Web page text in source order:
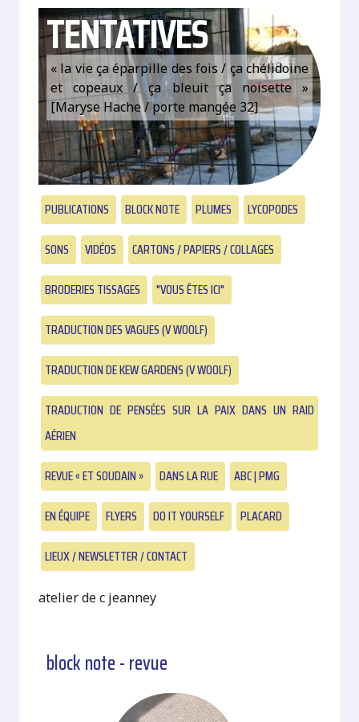
TENTATIVES
« la vie ça éparpille des fois / ça chélidoine
et copeaux / ça bleuit ça noisette »
[Maryse Hache / porte mangée 32]
PUBLICATIONS BLOCK NOTE PLUMES
LYCOPODES
SONS
VIDÉOS
CARTONS / PAPIERS / COLLAGES
BRODERIES TISSAGES
"VOUS ÊTES ICI"
TRADUCTION DES VAGUES (V WOOLF)
TRADUCTION DE KEW GARDENS (V WOOLF)
TRADUCTION DE PENSÉES SUR LA PAIX DANS UN RAID
AÉRIEN
REVUE « ET SOUDAIN »
DANS LA RUE
ABC | PMG
EN ÉQUIPE
FLYERS DO IT YOURSELF
PLACARD
LIEUX / NEWSLETTER / CONTACT
atelier de c jeanney
block note - revue